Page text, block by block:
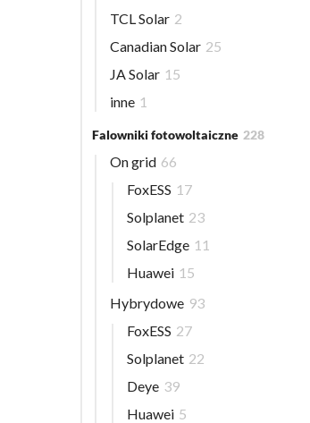
TCL Solar 2
Canadian Solar 25
JA Solar 15
inne 1
Falowniki fotowoltaiczne 228
On grid 66
FoxESS 17
Solplanet 23
SolarEdge 11
Huawei 15
Hybrydowe 93
FoxESS 27
Solplanet 22
Deye 39
Huawei 5